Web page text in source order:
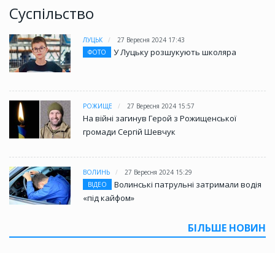
Суспільство
ЛУЦЬК
27 Вересня 2024 17:43
ФОТО
У Луцьку розшукують школяра
РОЖИЩЕ 27 Вересня 2024 15:57
На війні загинув Герой з Рожищенської
громади Сергій Шевчук
ВОЛИНЬ
27 Вересня 2024 15:29
ВІДЕО
Волинські патрульні затримали водія
«під кайфом»
БІЛЬШЕ НОВИН